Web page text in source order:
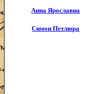
Анна Ярославна
Симон Петлюра